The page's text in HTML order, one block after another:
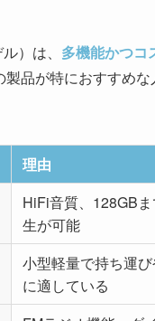
）は、 多機能かつコ
品が特におすすめ
理由
HiFi音質、128GB
生が可能
小型軽量で持ち運
に適している